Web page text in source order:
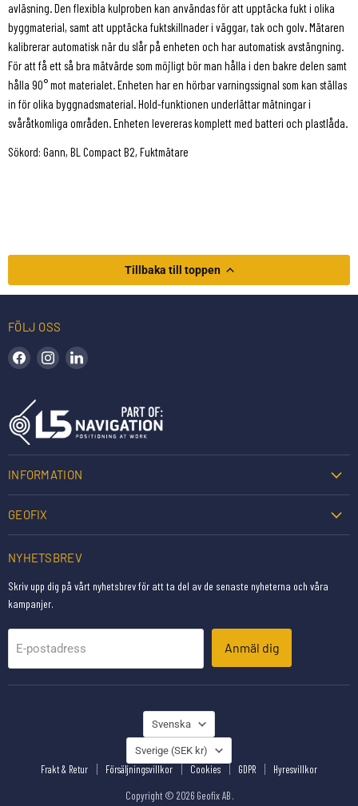
avläsning. Den flexibla kulproben kan användas för att upptäcka fukt i olika
byggmaterial, samt att upptäcka fuktskillnader i väggar, tak och golv. Mätaren
kalibrerar automatisk när du slår på enheten och har automatisk avstängning.
För att få ett så bra mätvärde som möjligt bör man hålla i den bakre delen samt
hålla 90° mot materialet. Enheten har en hörbar varningssignal som kan ställas
in för olika byggnadsmaterial. Hold-funktionen underlättar mätningar i
svåråtkomliga områden. Enheten levereras komplett med batteri och plastlåda.
Sökord: Gann, BL Compact B2, Fuktmätare
Tillbaka till toppen
FÖLJ OSS
Hitta oss på Facebook
Hitta oss på Instagram
INFORMATION
GEOFIX
NYHETSBREV
Skriv upp dig på vårt nyhetsbrev för att ta del av de senaste nyheterna och våra
kampanjer.
E-postadress Anmäl dig
SPRÅK
Svenska
LAND
Sverige (SEK kr)
Frakt & Retur Försäljningsvillkor Cookies GDPR Hyresvillkor
Copyright © 2026 Geofix AB .